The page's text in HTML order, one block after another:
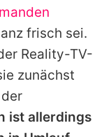
frisch sei.
Reality-TV-
zunächst
ist allerdings